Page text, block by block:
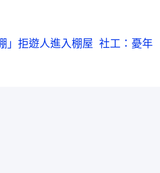
」拒遊人進入棚屋  社工：憂年